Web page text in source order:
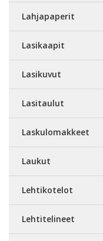
Lahjapaperit
Lasikaapit
Lasikuvut
Lasitaulut
Laskulomakkeet
Laukut
Lehtikotelot
Lehtitelineet